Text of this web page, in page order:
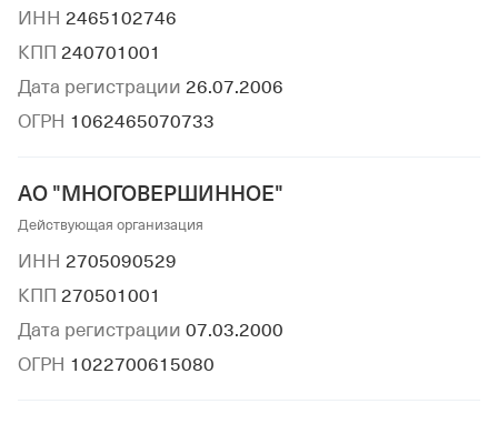
ИНН 2465102746
КПП 240701001
Дата регистрации 26.07.2006
ОГРН 1062465070733
АО "МНОГОВЕРШИННОЕ"
Действующая организация
ИНН 2705090529
КПП 270501001
Дата регистрации 07.03.2000
ОГРН 1022700615080